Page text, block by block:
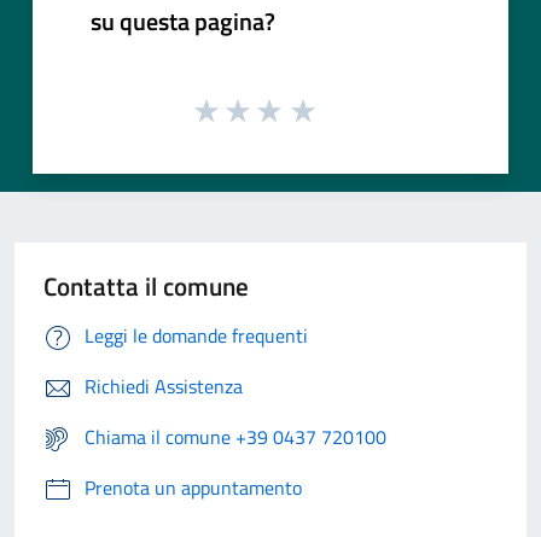
su questa pagina?
Contatta il comune
Leggi le domande frequenti
Richiedi Assistenza
Chiama il comune +39 0437 720100
Prenota un appuntamento